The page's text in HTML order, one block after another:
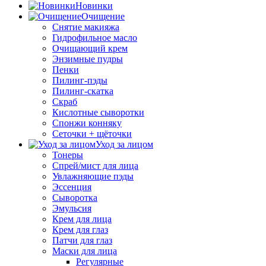
Новинки
Очищение
Снятие макияжа
Гидрофильное масло
Очищающий крем
Энзимные пудры
Пенки
Пилинг-пэды
Пилинг-скатка
Скраб
Кислотные сыворотки
Спонжи конняку
Сеточки + щёточки
Уход за лицом
Тонеры
Спрей/мист для лица
Увлажняющие пэды
Эссенция
Сыворотка
Эмульсия
Крем для лица
Крем для глаз
Патчи для глаз
Маски для лица
Регулярные